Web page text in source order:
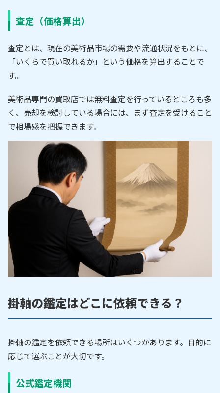
査定（価格算出）
査定とは、現在の美術品市場の需要や流通状況をもとに、
「いくらで買い取れるか」という価格を算出することで
す。
美術品専門の買取店では無料査定を行っているところも多
く、売却を検討している場合には、まず査定を受けること
で相場感を把握できます。
掛軸の鑑定はどこに依頼できる？
掛軸の鑑定を依頼できる場所はいくつかあります。目的に
応じて選ぶことが大切です。
公式鑑定機関